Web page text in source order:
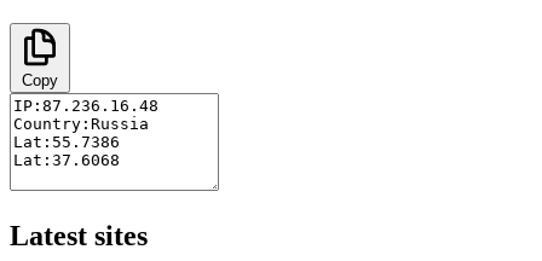
Copy
Latest sites